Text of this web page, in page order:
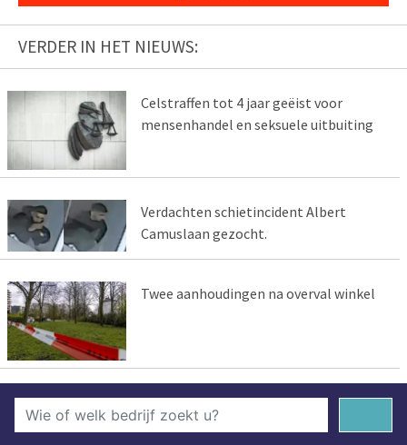
VERDER IN HET NIEUWS:
Celstraffen tot 4 jaar geëist voor
mensenhandel en seksuele uitbuiting
Verdachten schietincident Albert
Camuslaan gezocht.
Twee aanhoudingen na overval winkel